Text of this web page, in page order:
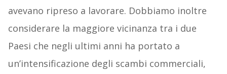
avevano ripreso a lavorare. Dobbiamo inoltre
considerare la maggiore vicinanza tra i due
Paesi che negli ultimi anni ha portato a
un’intensificazione degli scambi commerciali,